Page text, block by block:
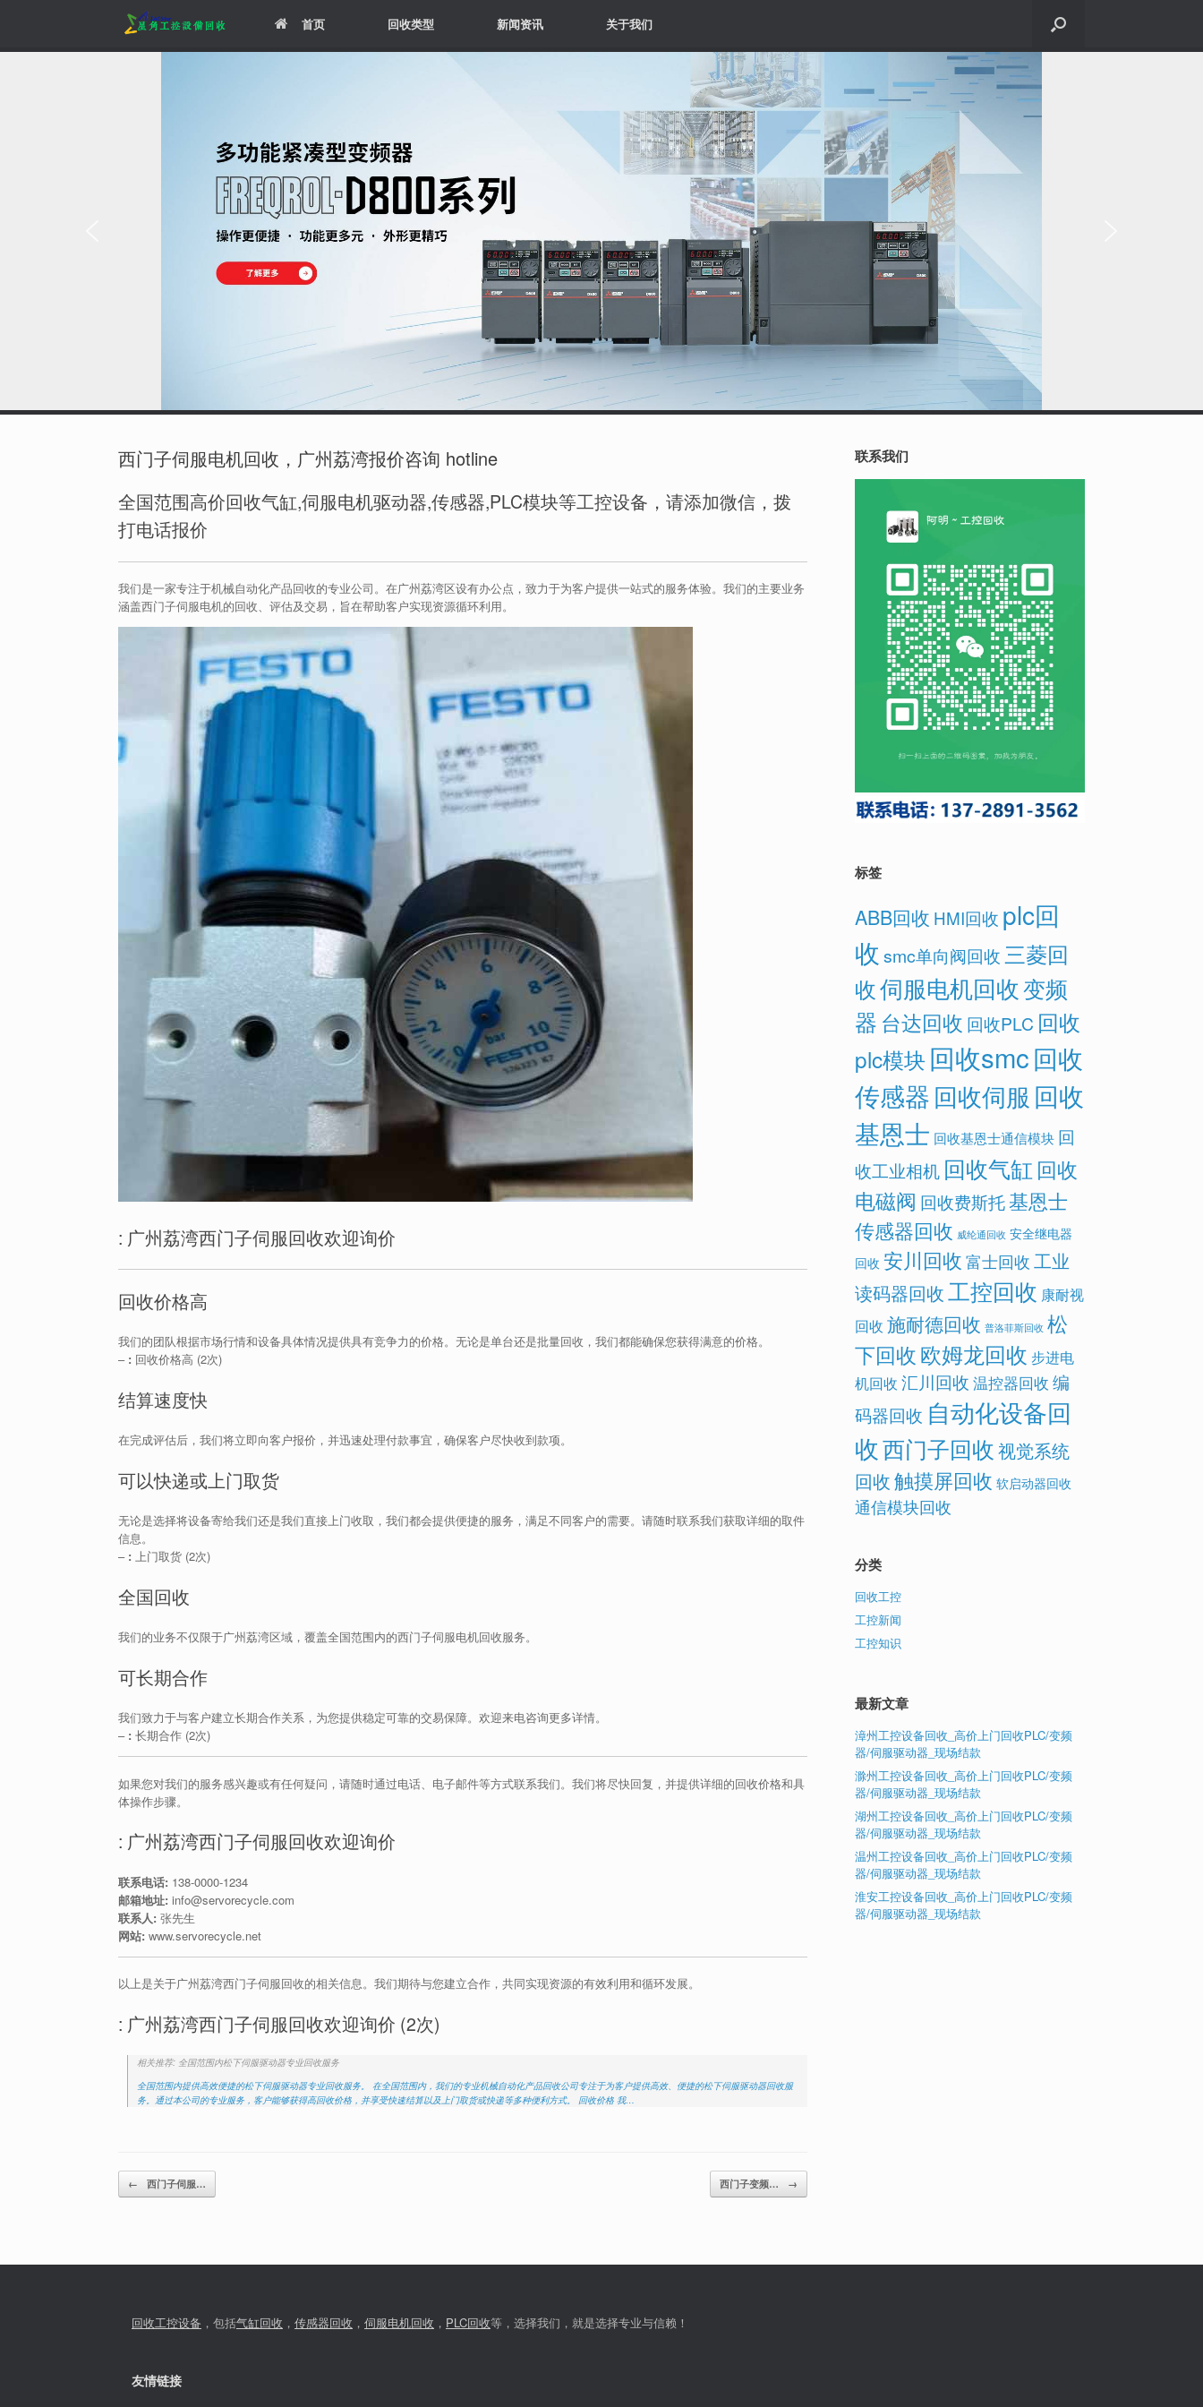
首页 回收类型 新闻资讯 关于我们
西门子伺服电机回收，广州荔湾报价咨询 hotline
全国范围高价回收气缸,伺服电机驱动器,传感器,PLC模块等工控设备，请添加微信，拨
打电话报价
我们是一家专注于机械自动化产品回收的专业公司。在广州荔湾区设有办公点，致力于为客户提供一站式的服务体验。我们的主要业务
涵盖西门子伺服电机的回收、评估及交易，旨在帮助客户实现资源循环利用。
: 广州荔湾西门子伺服回收欢迎询价
回收价格高
我们的团队根据市场行情和设备具体情况提供具有竞争力的价格。无论是单台还是批量回收，我们都能确保您获得满意的价格。
– : 回收价格高 (2次)
结算速度快
在完成评估后，我们将立即向客户报价，并迅速处理付款事宜，确保客户尽快收到款项。
可以快递或上门取货
无论是选择将设备寄给我们还是我们直接上门收取，我们都会提供便捷的服务，满足不同客户的需要。请随时联系我们获取详细的取件
信息。
– : 上门取货 (2次)
全国回收
我们的业务不仅限于广州荔湾区域，覆盖全国范围内的西门子伺服电机回收服务。
可长期合作
我们致力于与客户建立长期合作关系，为您提供稳定可靠的交易保障。欢迎来电咨询更多详情。
– : 长期合作 (2次)
如果您对我们的服务感兴趣或有任何疑问，请随时通过电话、电子邮件等方式联系我们。我们将尽快回复，并提供详细的回收价格和具
体操作步骤。
: 广州荔湾西门子伺服回收欢迎询价
联系电话: 138-0000-1234
邮箱地址: info@servorecycle.com
联系人: 张先生
网站: www.servorecycle.net
以上是关于广州荔湾西门子伺服回收的相关信息。我们期待与您建立合作，共同实现资源的有效利用和循环发展。
: 广州荔湾西门子伺服回收欢迎询价 (2次)
相关推荐: 全国范围内松下伺服驱动器专业回收服务
全国范围内提供高效便捷的松下伺服驱动器专业回收服务。 在全国范围内，我们的专业机械自动化产品回收公司专注于为客户提供高效、便捷的松下伺服驱动器回收服
务。通过本公司的专业服务，客户能够获得高回收价格，并享受快速结算以及上门取货或快递等多种便利方式。 回收价格 我…
Post navigation
← 西门子伺服… 西门子变频… →
联系我们
标签
ABB回收 HMI回收 plc回
收 smc单向阀回收三菱回
收伺服电机回收变频
器 台达回收 回收PLC 回收
plc模块 回收smc回收
传感器回收伺服 回收
基恩士 回收基恩士通信模块 回
收工业相机 回收气缸 回收
电磁阀 回收费斯托基恩士
传感器回收 威纶通回收 安全继电器
回收 安川回收 富士回收 工业
读码器回收工控回收 康耐视
回收 施耐德回收 普洛菲斯回收 松
下回收欧姆龙回收 步进电
机回收 汇川回收 温控器回收 编
码器回收 自动化设备回
收西门子回收视觉系统
回收触摸屏回收 软启动器回收
通信模块回收
分类
回收工控
工控新闻
工控知识
最新文章
漳州工控设备回收_高价上门回收PLC/变频
器/伺服驱动器_现场结款
滁州工控设备回收_高价上门回收PLC/变频
器/伺服驱动器_现场结款
湖州工控设备回收_高价上门回收PLC/变频
器/伺服驱动器_现场结款
温州工控设备回收_高价上门回收PLC/变频
器/伺服驱动器_现场结款
淮安工控设备回收_高价上门回收PLC/变频
器/伺服驱动器_现场结款
回收工控设备 ，包括气缸回收 ， 传感器回收 ， 伺服电机回收 ， PLC回收等，选择我们，就是选择专业与信赖！
友情链接